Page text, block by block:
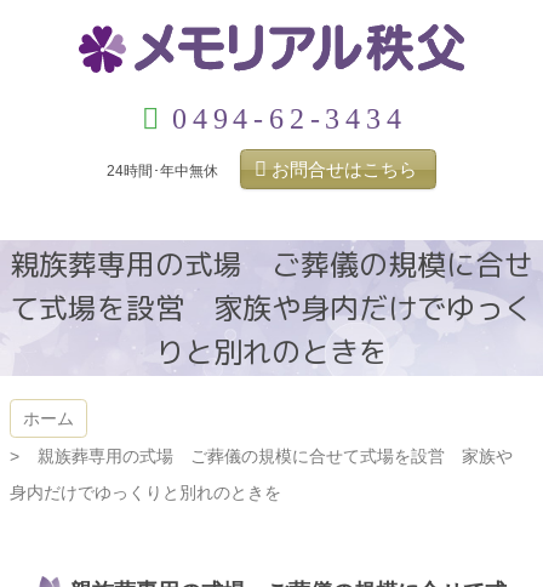
キ
ッ
メモリアル秩父
0494-62-3434
24時間･年中無休 お問合せはこちら
親族葬専用の式場 ご葬儀の規模に合せ
て式場を設営 家族や身内だけでゆっく
りと別れのときを
ホーム
親族葬専用の式場 ご葬儀の規模に合せて式場を設営 家族や
身内だけでゆっくりと別れのときを